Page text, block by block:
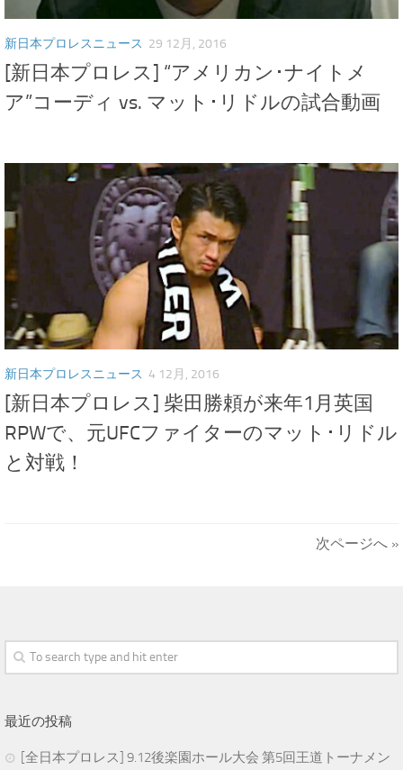
新日本プロレスニュース 29 12月, 2016
[新日本プロレス] “アメリカン･ナイトメ
ア”コーディ vs. マット･リドルの試合動画
新日本プロレスニュース 4 12月, 2016
[新日本プロレス] 柴田勝頼が来年1月英国
RPWで、元UFCファイターのマット･リドル
と対戦！
次ページへ »
最近の投稿
[全日本プロレス] 9.12後楽園ホール大会 第5回王道トーナメン